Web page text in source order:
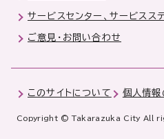
サービスセンター、サービスス
ご意見・お問い合わせ
このサイトについて 個人情報
Copyright © Takarazuka City All